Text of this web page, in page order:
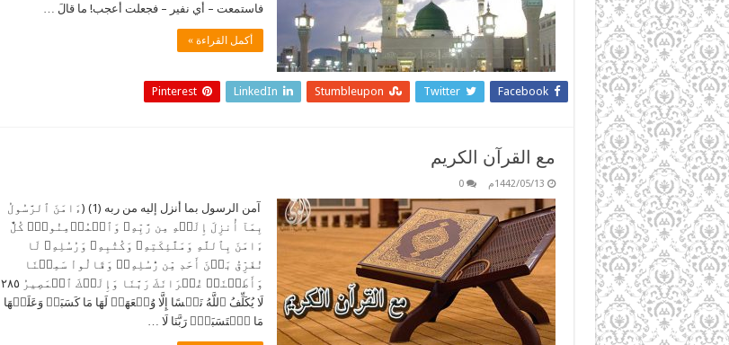
فاستمعت – أي نفير – فجعلت أعجب! ما قالَ …
أكمل القراءة »
Facebook
Twitter
Stumbleupon
LinkedIn
Pinterest
مع القرآن الكريم
1442/05/13م 0
آمن الرسول بما أنزل إليه من ربه (1) (ءَامَنَ ٱلرَّسُولُ
بِمَآ أُنزِلَ إِلَيۡهِ مِن رَّبِّهِۦ وَٱلۡمُؤۡمِنُونَۚ كُلٌّ
ءَامَنَ بِٱللَّهِ وَمَلَٰٓئِكَتِهِۦ وَكُتُبِهِۦ وَرُسُلِهِۦ لَا
نُفَرِّقُ بَيۡنَ أَحَدٖ مِّن رُّسُلِهِۦۚ وَقَالُواْ سَمِعۡنَا
وَأَطَعۡنَاۖ غُفۡرَانَكَ رَبَّنَا وَإِلَيۡكَ ٱلۡمَصِيرُ ٢٨٥
لَا يُكَلِّفُ ٱللَّهُ نَفۡسًا إِلَّا وُسۡعَهَاۚ لَهَا مَا كَسَبَتۡ وَعَلَيۡهَا
مَا ٱكۡتَسَبَتۡۗ رَبَّنَا لَا …